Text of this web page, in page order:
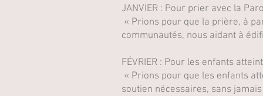
JANVIER : Pour prier avec la
« Prions pour que la prière, à
communautés, nous aidant à
FÉVRIER : Pour les enfants
« Prions pour que les enfants
soutien nécessaires, sans